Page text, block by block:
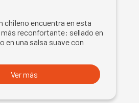
chileno encuentra en esta
reconfortante: sellado en
en una salsa suave con
Ver más